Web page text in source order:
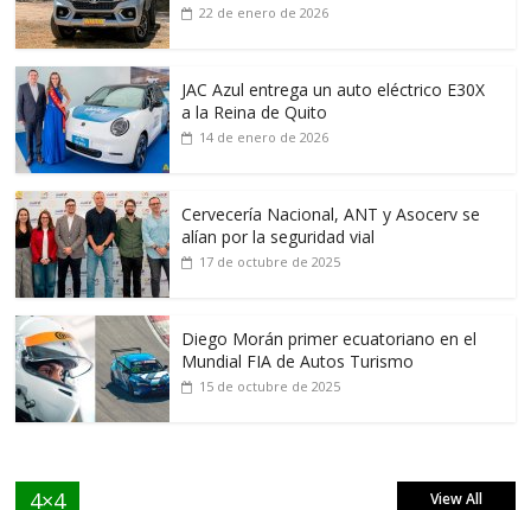
22 de enero de 2026
JAC Azul entrega un auto eléctrico E30X
a la Reina de Quito
14 de enero de 2026
Cervecería Nacional, ANT y Asocerv se
alían por la seguridad vial
17 de octubre de 2025
Diego Morán primer ecuatoriano en el
Mundial FIA de Autos Turismo
15 de octubre de 2025
4×4 View All